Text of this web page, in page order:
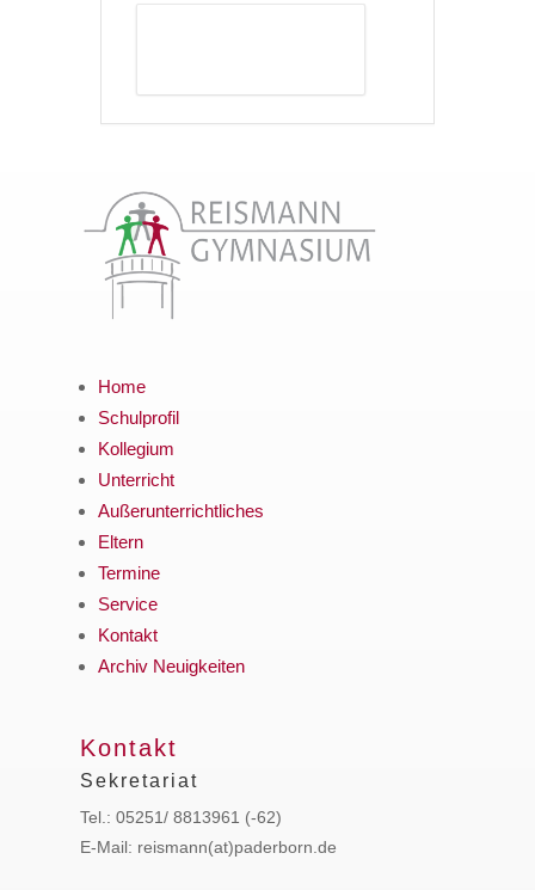
Home
Schulprofil
Kollegium
Unterricht
Außerunterrichtliches
Eltern
Termine
Service
Kontakt
Archiv Neuigkeiten
Kontakt
Sekretariat
Tel.: 05251/ 8813961 (-62)
E-Mail: reismann(at)paderborn.de